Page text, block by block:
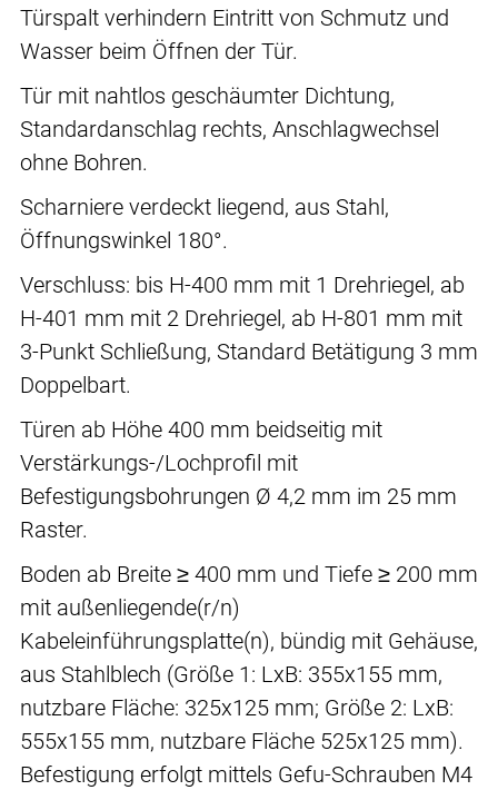
Türspalt verhindern Eintritt von Schmutz und
Wasser beim Öffnen der Tür.
Tür mit nahtlos geschäumter Dichtung,
Standardanschlag rechts, Anschlagwechsel
ohne Bohren.
Scharniere verdeckt liegend, aus Stahl,
Öffnungswinkel 180°.
Verschluss: bis H-400 mm mit 1 Drehriegel, ab
H-401 mm mit 2 Drehriegel, ab H-801 mm mit
3-Punkt Schließung, Standard Betätigung 3 mm
Doppelbart.
Türen ab Höhe 400 mm beidseitig mit
Verstärkungs-/Lochprofil mit
Befestigungsbohrungen Ø 4,2 mm im 25 mm
Raster.
Boden ab Breite ≥ 400 mm und Tiefe ≥ 200 mm
mit außenliegende(r/n)
Kabeleinführungsplatte(n), bündig mit Gehäuse,
aus Stahlblech (Größe 1: LxB: 355x155 mm,
nutzbare Fläche: 325x125 mm; Größe 2: LxB:
555x155 mm, nutzbare Fläche 525x125 mm).
Befestigung erfolgt mittels Gefu-Schrauben M4